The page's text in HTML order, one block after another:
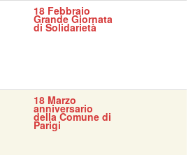
18 Febbraio
Grande Giornata
di Solidarietà
18 Marzo
anniversario
della Comune di
Parigi